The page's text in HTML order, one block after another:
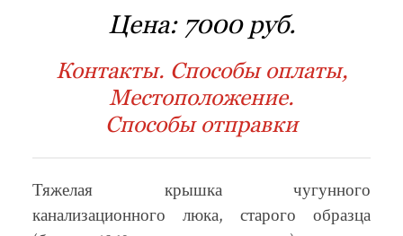
Цена: 7000 руб.
Контакты. Способы оплаты,
Местоположение.
Способы отправки
Тяжелая крышка чугунного
канализационного люка, старого образца